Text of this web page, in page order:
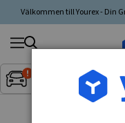
Välkommen till Yourex - Din
Inget
Sök
produkt,
tillverkare,